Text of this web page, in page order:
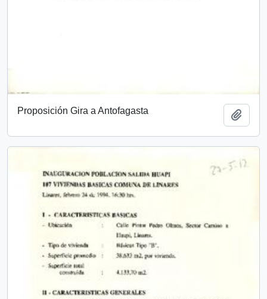
Proposición Gira a Antofagasta